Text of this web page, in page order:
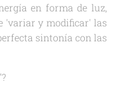
en forma de luz,
'variar y modificar' las
sintonía con las